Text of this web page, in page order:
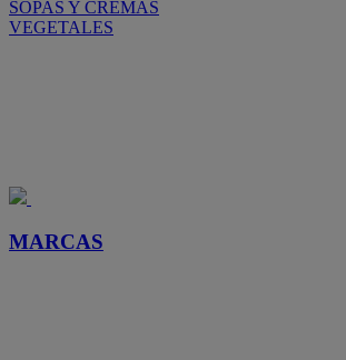
SOPAS Y CREMAS
VEGETALES
MARCAS